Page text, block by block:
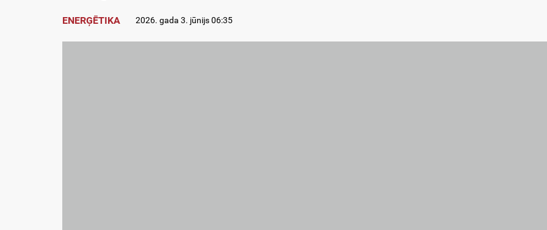
ENERĢĒTIKA 2026. gada 3. jūnijs 06:35